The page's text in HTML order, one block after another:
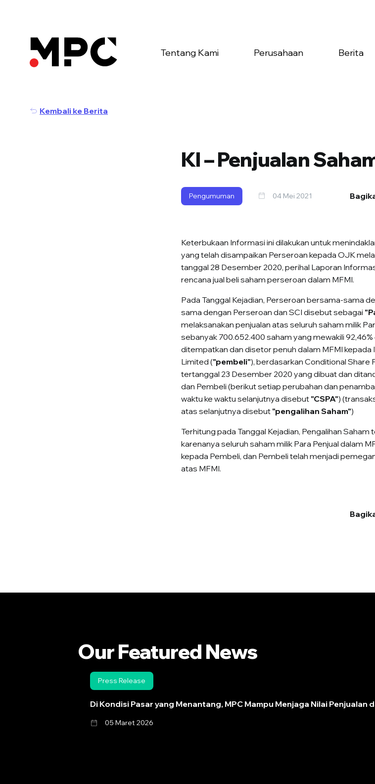
Tentang Kami Perusahaan Berita
Kembali ke Berita
KI – Penjualan
Pengumuman 04 Mei 2021
Keterbukaan Informasi ini dilakukan untuk
yang telah disampaikan Perseroan kepada OJK
tanggal 28 Desember 2020, perihal Laporan
rencana jual beli saham perseroan dalam MFMI.
Pada Tanggal Kejadian, Perseroan bersama-sama
sama dengan Perseroan dan SCI disebut sebagai
melaksanakan penjualan atas seluruh saham milik
sebanyak 700.652.400 saham yang mewakili
ditempatkan dan disetor penuh dalam MFMI kepada
Limited ("pembeli"), berdasarkan Conditional
tertanggal 23 Desember 2020 yang dibuat dan
dan Pembeli (berikut setiap perubahan dan
waktu ke waktu selanjutnya disebut "CSPA")
atas selanjutnya disebut "pengalihan Saham")
Terhitung pada Tanggal Kejadian, Pengalihan
karenanya seluruh saham milik Para Penjual dalam
kepada Pembeli, dan Pembeli telah menjadi
atas MFMI.
Our Featured News
Press Release
Di Kondisi Pasar yang Menantang, MPC Mampu Menjaga Nilai Penjualan
05 Maret 2026